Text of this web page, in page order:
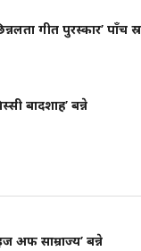
गीत पुरस्कार’ पाँच
बादशाह’ बन्ने
अफ साम्राज्य’ बन्ने